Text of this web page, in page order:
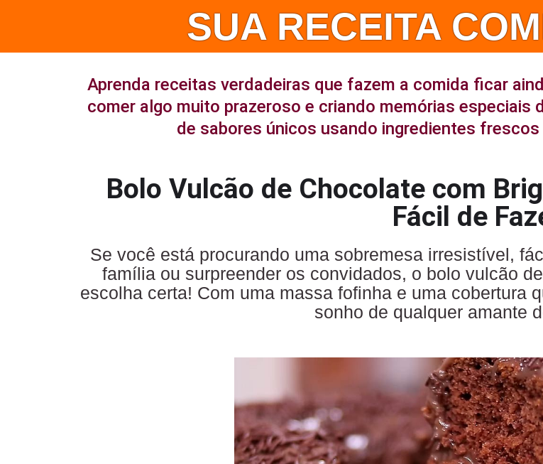
SUA RECEITA
Aprenda receitas verdadeiras que fazem a comida ficar
comer algo muito prazeroso e criando memórias especiais
de sabores únicos usando ingredientes
Bolo Vulcão de Chocolate com
Fácil de
Se você está procurando uma sobremesa irresistível,
família ou surpreender os convidados, o bolo vulcão
escolha certa! Com uma massa fofinha e uma cobertura
sonho de qualquer amante